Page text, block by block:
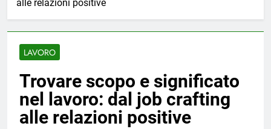
alle relazioni positive
LAVORO
Trovare scopo e significato
nel lavoro: dal job crafting
alle relazioni positive